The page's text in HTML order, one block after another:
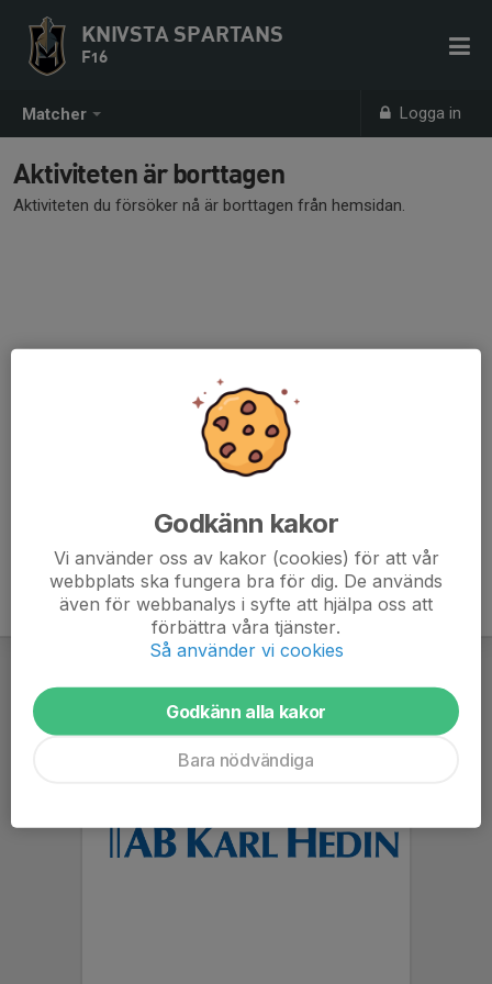
Matcher Logga in
KNIVSTA SPARTANS
F16
Aktiviteten är borttagen
Aktiviteten du försöker nå är borttagen från hemsidan.
Godkänn kakor
Vi använder oss av kakor (cookies) för att vår
webbplats ska fungera bra för dig. De används
även för webbanalys i syfte att hjälpa oss att
förbättra våra tjänster.
Så använder vi cookies
Godkänn alla kakor
Bara nödvändiga